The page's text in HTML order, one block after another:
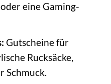
eine Gaming-
Gutscheine für
Rucksäcke,
Schmuck.